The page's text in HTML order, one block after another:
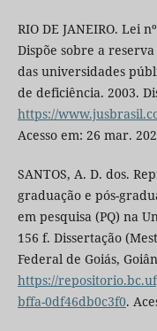
RIO DE JANEIRO. Lei
Dispõe sobre a
das universidades
de deficiência. 2003.
https://
Acesso em: 26 mar.
SANTOS, A. D. dos.
graduação e pós-
em pesquisa (PQ) na
156 f. Dissertação
Federal de Goiás,
https://
bffa-0df46db0c3f0.